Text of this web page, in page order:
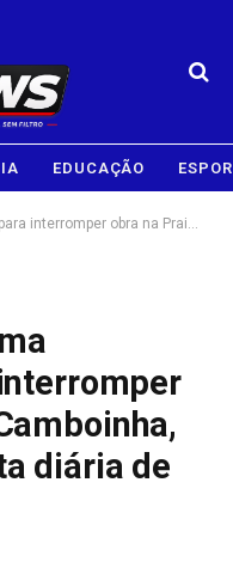
EDUCAÇÃO
Camboinha, com risco de multa diária de R$ 20 mil
diária de